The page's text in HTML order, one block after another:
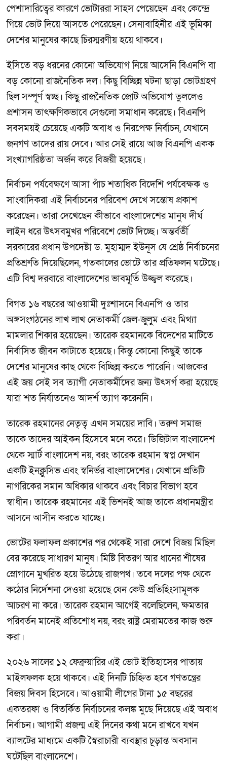
পেশাদারিত্বের কারণে ভোটাররা সাহস পেয়েছেন এবং কেন্দ্রে
গিয়ে ভোট দিয়ে আসতে পেরেছেন। সেনাবাহিনীর এই ভূমিকা
দেশের মানুষের কাছে চিরস্মরণীয় হয়ে থাকবে।
ইসিতে বড় ধরনের কোনো অভিযোগ নিয়ে আসেনি বিএনপি বা
বড় কোনো রাজনৈতিক দল। কিছু বিচ্ছিন্ন ঘটনা ছাড়া ভোটগ্রহণ
ছিল সম্পূর্ণ স্বচ্ছ। কিছু রাজনৈতিক জোট অভিযোগ তুললেও
প্রশাসন তাৎক্ষণিকভাবে সেগুলো সমাধান করেছে। বিএনপি
সবসময়ই চেয়েছে একটি অবাধ ও নিরপেক্ষ নির্বাচন, যেখানে
জনগণ তাদের রায় দেবে। আর সেই রায়ে আজ বিএনপি একক
সংখ্যাগরিষ্ঠতা অর্জন করে বিজয়ী হয়েছে।
নির্বাচন পর্যবেক্ষণে আসা পাঁচ শতাধিক বিদেশি পর্যবেক্ষক ও
সাংবাদিকরা এই নির্বাচনের পরিবেশ দেখে সন্তোষ প্রকাশ
করেছেন। তারা দেখেছেন কীভাবে বাংলাদেশের মানুষ দীর্ঘ
লাইন ধরে উৎসবমুখর পরিবেশে ভোট দিচ্ছে। অন্তর্বর্তী
সরকারের প্রধান উপদেষ্টা ড. মুহাম্মদ ইউনূস যে শ্রেষ্ঠ নির্বাচনের
প্রতিশ্রুতি দিয়েছিলেন, গতকালের ভোটে তার প্রতিফলন ঘটেছে।
এটি বিশ্ব দরবারে বাংলাদেশের ভাবমূর্তি উজ্জ্বল করেছে।
বিগত ১৬ বছরের আওয়ামী দুঃশাসনে বিএনপি ও তার
অঙ্গসংগঠনের লাখ লাখ নেতাকর্মী জেল-জুলুম এবং মিথ্যা
মামলার শিকার হয়েছেন। তারেক রহমানকে বিদেশের মাটিতে
নির্বাসিত জীবন কাটাতে হয়েছে। কিন্তু কোনো কিছুই তাকে
দেশের মানুষের কাছ থেকে বিচ্ছিন্ন করতে পারেনি। আজকের
এই জয় সেই সব ত্যাগী নেতাকর্মীদের জন্য উৎসর্গ করা হয়েছে
যারা শত নির্যাতনেও আদর্শ ত্যাগ করেননি।
তারেক রহমানের নেতৃত্ব এখন সময়ের দাবি। তরুণ সমাজ
তাকে তাদের আইকন হিসেবে মনে করে। ডিজিটাল বাংলাদেশ
থেকে স্মার্ট বাংলাদেশ নয়, বরং তারেক রহমান স্বপ্ন দেখান
একটি ইনক্লুসিভ এবং স্বনির্ভর বাংলাদেশের। যেখানে প্রতিটি
নাগরিকের সমান অধিকার থাকবে এবং বিচার বিভাগ হবে
স্বাধীন। তারেক রহমানের এই ভিশনই আজ তাকে প্রধানমন্ত্রীর
আসনে আসীন করতে যাচ্ছে।
ভোটের ফলাফল প্রকাশের পর থেকেই সারা দেশে বিজয় মিছিল
বের করেছে সাধারণ মানুষ। মিষ্টি বিতরণ আর ধানের শীষের
স্লোগানে মুখরিত হয়ে উঠেছে রাজপথ। তবে দলের পক্ষ থেকে
কঠোর নির্দেশনা দেওয়া হয়েছে যেন কেউ প্রতিহিংসামূলক
আচরণ না করে। তারেক রহমান আগেই বলেছিলেন, ক্ষমতার
পরিবর্তন মানেই প্রতিশোধ নয়, বরং রাষ্ট্র মেরামতের কাজ শুরু
করা।
২০২৬ সালের ১২ ফেব্রুয়ারির এই ভোট ইতিহাসের পাতায়
মাইলফলক হয়ে থাকবে। এই দিনটি চিহ্নিত হবে গণতন্ত্রের
বিজয় দিবস হিসেবে। আওয়ামী লীগের টানা ১৫ বছরের
একতরফা ও বিতর্কিত নির্বাচনের কলঙ্ক মুছে দিয়েছে এই অবাধ
নির্বাচন। আগামী প্রজন্ম এই দিনের কথা মনে রাখবে যখন
ব্যালটের মাধ্যমে একটি স্বৈরাচারী ব্যবস্থার চূড়ান্ত অবসান
ঘটেছিল বাংলাদেশে।